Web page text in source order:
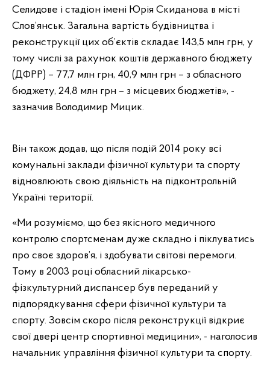
Селидове і стадіон імені Юрія Скиданова в місті
Слов’янськ. Загальна вартість будівництва і
реконструкції цих об’єктів складає 143,5 млн грн, у
тому числі за рахунок коштів державного бюджету
(ДФРР) – 77,7 млн грн, 40,9 млн грн – з обласного
бюджету, 24,8 млн грн – з місцевих бюджетів», -
зазначив Володимир Мицик.
Він також додав, що після подій 2014 року всі
комунальні заклади фізичної культури та спорту
відновлюють свою діяльність на підконтрольній
Україні території.
«Ми розуміємо, що без якісного медичного
контролю спортсменам дуже складно і піклуватись
про своє здоров’я, і здобувати світові перемоги.
Тому в 2003 році обласний лікарсько-
фізкультурний диспансер був переданий у
підпорядкування сфери фізичної культури та
спорту. Зовсім скоро після реконструкції відкриє
свої двері центр спортивної медицини», - наголосив
начальник управління фізичної культури та спорту.